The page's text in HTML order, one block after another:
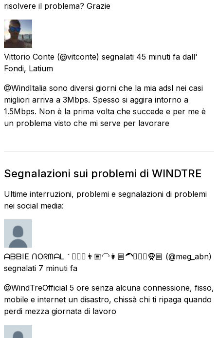
risolvere il problema? Grazie
Vittorio Conte (@vitconte) segnalati 45 minuti fa dall'
Fondi, Latium
@WindItalia sono diversi giorni che la mia adsl nei casi
migliori arriva a 3Mbps. Spesso si aggira intorno a
1.5Mbps. Non è la prima volta che succede e per me è
un problema visto che mi serve per lavorare
Segnalazioni sui problemi di WINDTRE
Ultime interruzioni, problemi e segnalazioni di problemi
nei social media:
ᗩᗷᗷIE ᑎOᖇᗰᗩᒪ  👷🏼‍♀️👨🏾‍🦲👩🏼‍🦱👳🏽‍♂️🧕🏼 (@meg_abn)
segnalati 7 minuti fa
@WindTreOfficial 5 ore senza alcuna connessione, fisso,
mobile e internet un disastro, chissà chi ti ripaga quando
perdi mezza giornata di lavoro